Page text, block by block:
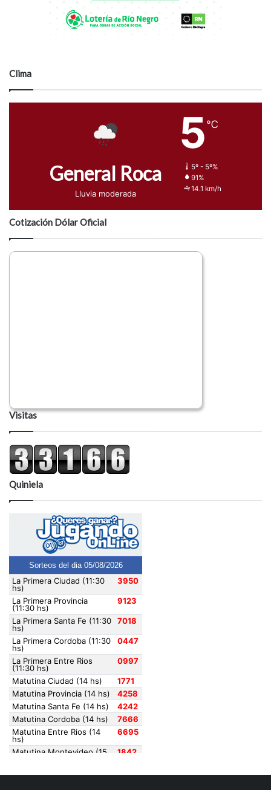
Clima
General Roca
Lluvia moderada
5 ℃
5º - 5º%
91%
14.1 km/h
Cotización Dólar Oficial
Visitas
Quiniela